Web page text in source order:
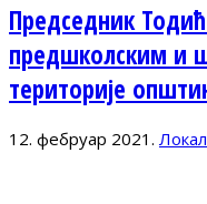
Председник
предшколским и
територије
12. фебруар 2021.